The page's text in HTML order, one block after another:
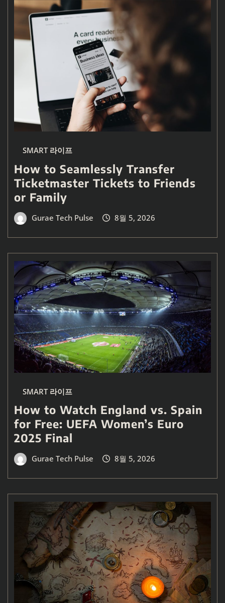
SMART 라이프
How to Seamlessly Transfer
Ticketmaster Tickets to Friends
or Family
Gurae Tech Pulse 8월 5, 2026
SMART 라이프
How to Watch England vs. Spain
for Free: UEFA Women’s Euro
2025 Final
Gurae Tech Pulse 8월 5, 2026